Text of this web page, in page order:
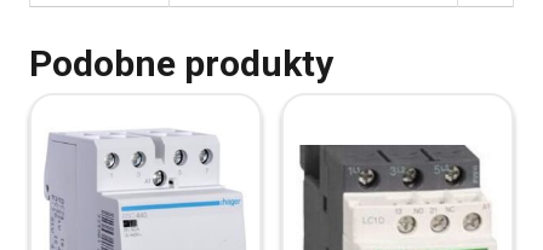
Podobne produkty